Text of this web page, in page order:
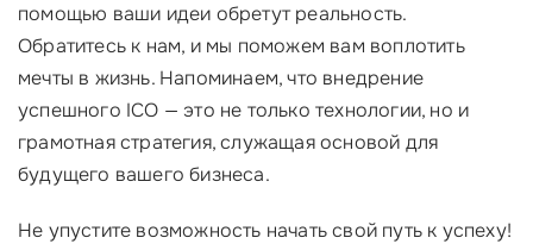
помощью ваши идеи обретут реальность.
Обратитесь к нам, и мы поможем вам воплотить
мечты в жизнь. Напоминаем, что внедрение
успешного ICO — это не только технологии, но и
грамотная стратегия, служащая основой для
будущего вашего бизнеса.
Не упустите возможность начать свой путь к успеху!